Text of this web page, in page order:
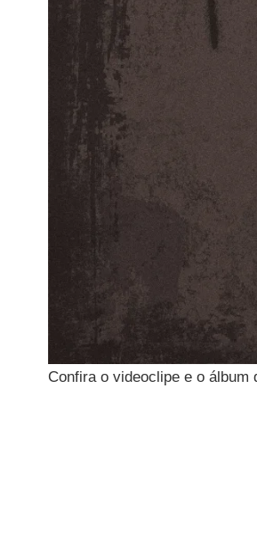
Confira o videoclipe e o álbum